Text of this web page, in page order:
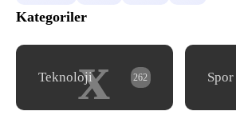
Kategoriler
x
Teknoloji 262 Spor